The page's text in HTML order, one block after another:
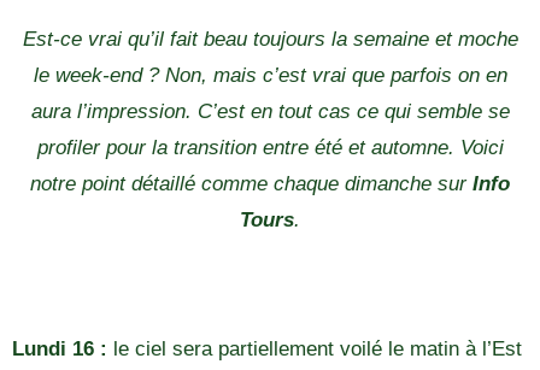
Est-ce vrai qu’il fait beau toujours la semaine et moche
le week-end ? Non, mais c’est vrai que parfois on en
aura l’impression. C’est en tout cas ce qui semble se
profiler pour la transition entre été et automne. Voici
notre point détaillé comme chaque dimanche sur Info
Tours.
Lundi 16 : le ciel sera partiellement voilé le matin à l’Est